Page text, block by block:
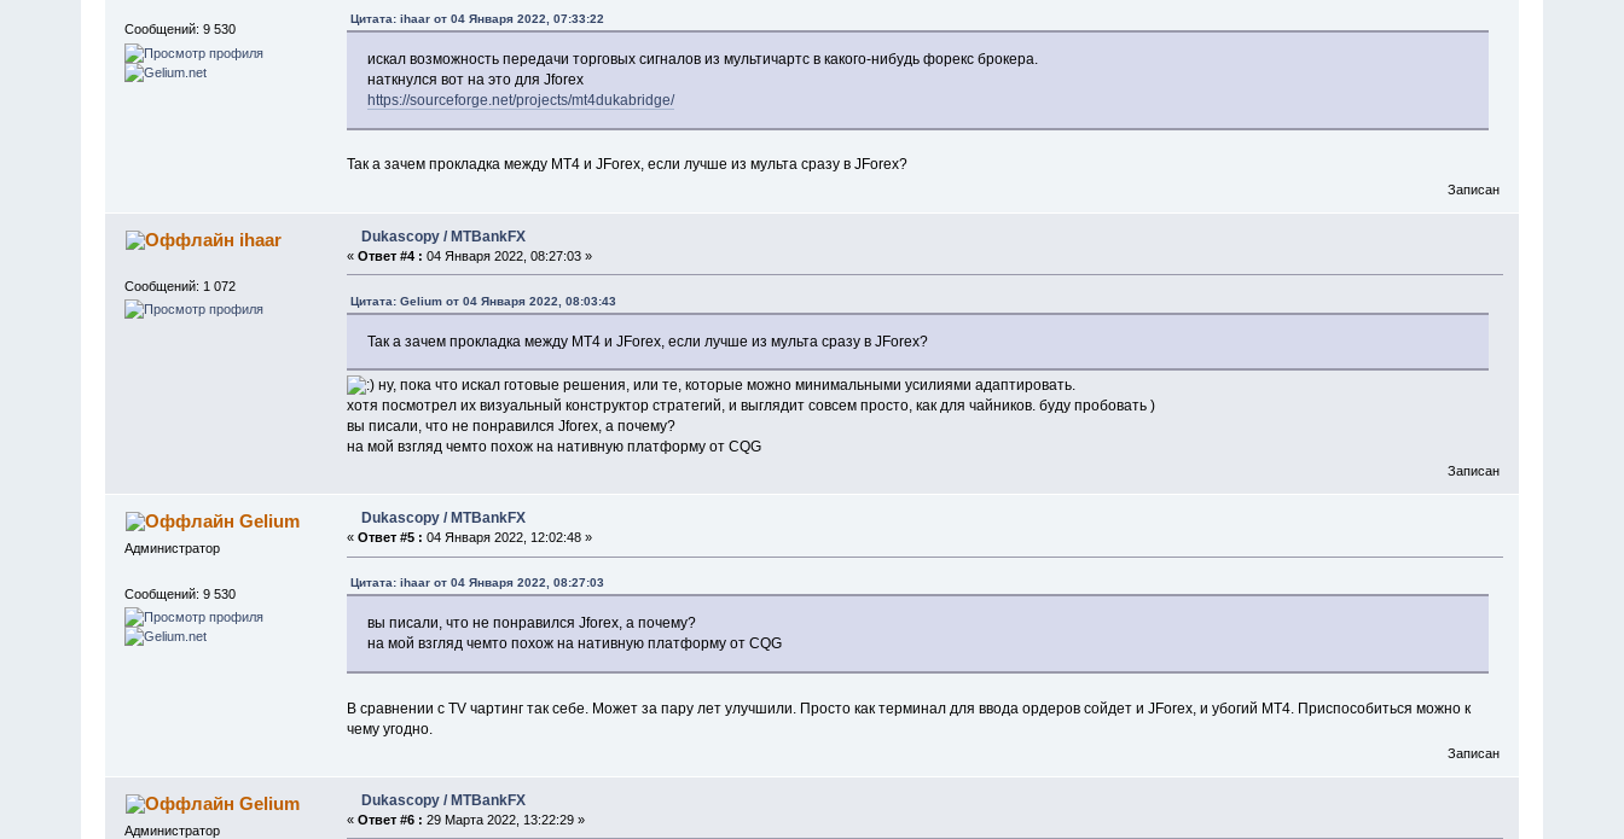
Сообщений: 9 530
Цитата: ihaar от 04 Января 2022, 07:33:22
искал возможность передачи торговых сигналов из мультичартс в какого-нибудь форекс брокера.
наткнулся вот на это для Jforex
https://sourceforge.net/projects/mt4dukabridge/
Так а зачем прокладка между MT4 и JForex, если лучше из мульта сразу в JForex?
Записан
ihaar
Сообщений: 1 072
Dukascopy / MTBankFX
« Ответ #4 : 04 Января 2022, 08:27:03 »
Цитата: Gelium от 04 Января 2022, 08:03:43
Так а зачем прокладка между MT4 и JForex, если лучше из мульта сразу в JForex?
ну, пока что искал готовые решения, или те, которые можно минимальными усилиями адаптировать.
хотя посмотрел их визуальный конструктор стратегий, и выглядит совсем просто, как для чайников. буду пробовать )
вы писали, что не понравился Jforex, а почему?
на мой взгляд чемто похож на нативную платформу от CQG
Записан
Gelium
Администратор
Сообщений: 9 530
Dukascopy / MTBankFX
« Ответ #5 : 04 Января 2022, 12:02:48 »
Цитата: ihaar от 04 Января 2022, 08:27:03
вы писали, что не понравился Jforex, а почему?
на мой взгляд чемто похож на нативную платформу от CQG
В сравнении с TV чартинг так себе. Может за пару лет улучшили. Просто как терминал для ввода ордеров сойдет и JForex, и убогий MT4. Приспособиться можно к
чему угодно.
Записан
Gelium
Администратор
Dukascopy / MTBankFX
« Ответ #6 : 29 Марта 2022, 13:22:29 »